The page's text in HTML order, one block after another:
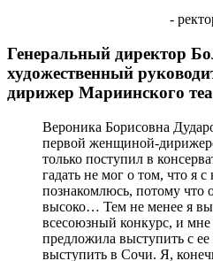
-
Генеральный директор
художественный
дирижер Мариинского
Вероника Борисовна
первой женщиной-
только поступил в
гадать не мог о том, что я
познакомлюсь, потому что
высоко… Тем не менее я
всесоюзный конкурс, и
предложила выступить с
выступить в Сочи. Я,